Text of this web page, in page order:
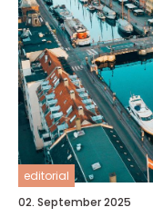
editorial
02. September 2025